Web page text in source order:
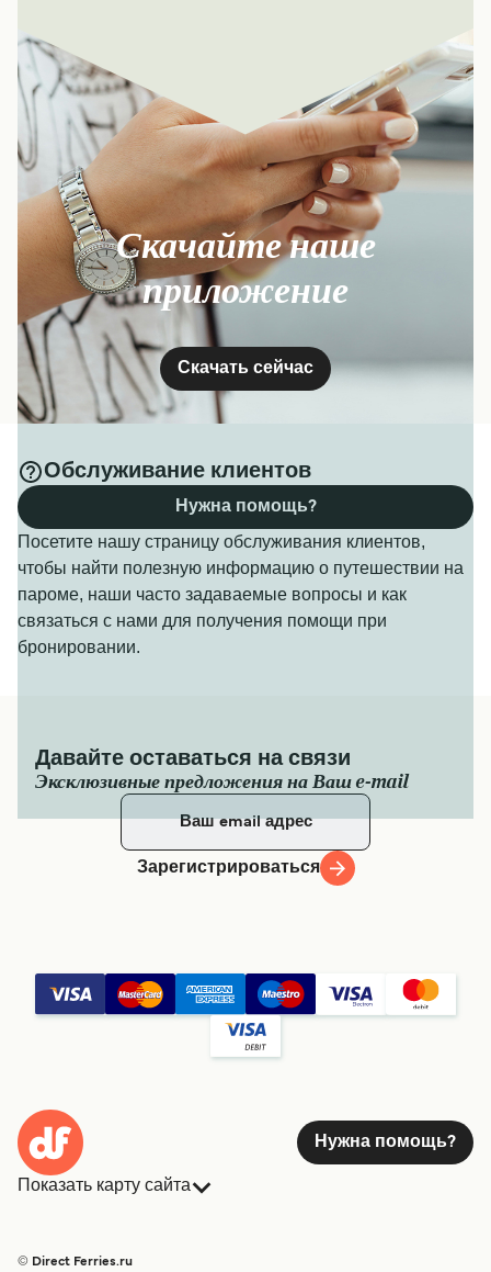
Скачайте наше
приложение
Скачать сейчас
Обслуживание клиентов
Посетите нашу страницу обслуживания клиентов,
чтобы найти полезную информацию о путешествии на
пароме, наши часто задаваемые вопросы и как
связаться с нами для получения помощи при
бронировании.
Нужна помощь?
Давайте оставаться на связи
Эксклюзивные предложения на Ваш e-mail
Зарегистрироваться
Нужна помощь?
Показать карту сайта
Страны
© Direct Ferries.ru